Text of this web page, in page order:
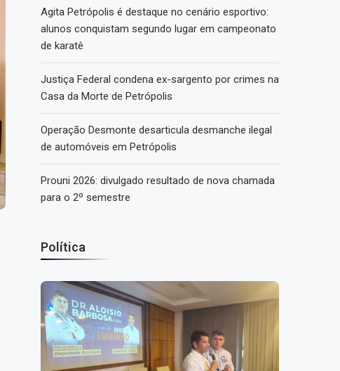
Agita Petrópolis é destaque no cenário esportivo:
alunos conquistam segundo lugar em campeonato
de karatê
Justiça Federal condena ex-sargento por crimes na
Casa da Morte de Petrópolis
Operação Desmonte desarticula desmanche ilegal
de automóveis em Petrópolis
Prouni 2026: divulgado resultado de nova chamada
para o 2º semestre
Política